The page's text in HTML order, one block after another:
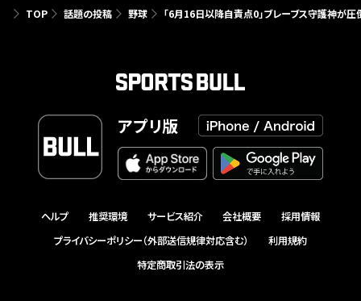
TOP 話題の投稿 野球 「6月16日以降自責点0」ブレーブス守護神が圧
アプリ版
ヘルプ 推奨環境 サービス紹介 会社概要
採用情報
プライバシーポリシー（外部送信規律対応含む）
利用規約
特定商取引法の表示